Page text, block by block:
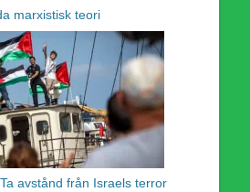
marxistisk teori
avstånd från Israels terror